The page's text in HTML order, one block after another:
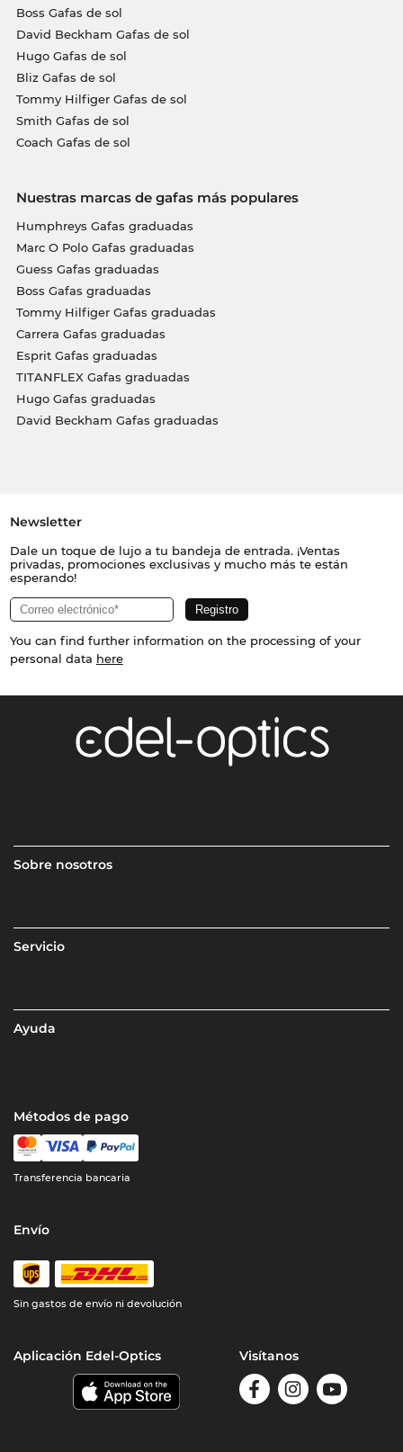
Boss Gafas de sol
David Beckham Gafas de sol
Hugo Gafas de sol
Bliz Gafas de sol
Tommy Hilfiger Gafas de sol
Smith Gafas de sol
Coach Gafas de sol
Nuestras marcas de gafas más populares
Humphreys Gafas graduadas
Marc O Polo Gafas graduadas
Guess Gafas graduadas
Boss Gafas graduadas
Tommy Hilfiger Gafas graduadas
Carrera Gafas graduadas
Esprit Gafas graduadas
TITANFLEX Gafas graduadas
Hugo Gafas graduadas
David Beckham Gafas graduadas
Newsletter
Dale un toque de lujo a tu bandeja de entrada. ¡Ventas
privadas, promociones exclusivas y mucho más te están
esperando!
You can find further information on the processing of your
personal data here
Sobre nosotros
Servicio
Ayuda
Métodos de pago
Transferencia bancaria
Envío
Sin gastos de envío ni devolución
Aplicación Edel-Optics Visítanos